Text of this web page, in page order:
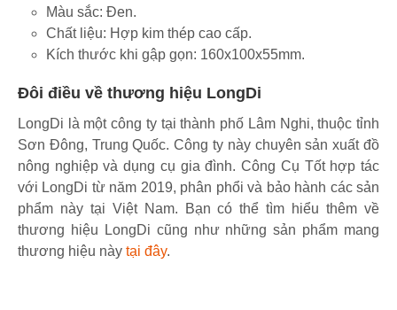
Màu sắc: Đen.
Chất liệu: Hợp kim thép cao cấp.
Kích thước khi gập gọn: 160x100x55mm.
Đôi điều về thương hiệu LongDi
LongDi là một công ty tại thành phố Lâm Nghi, thuộc tỉnh
Sơn Đông, Trung Quốc. Công ty này chuyên sản xuất đồ
nông nghiệp và dụng cụ gia đình. Công Cụ Tốt hợp tác
với LongDi từ năm 2019, phân phổi và bảo hành các sản
phẩm này tại Việt Nam. Bạn có thể tìm hiểu thêm về
thương hiệu LongDi cũng như những sản phẩm mang
thương hiệu này tại đây.